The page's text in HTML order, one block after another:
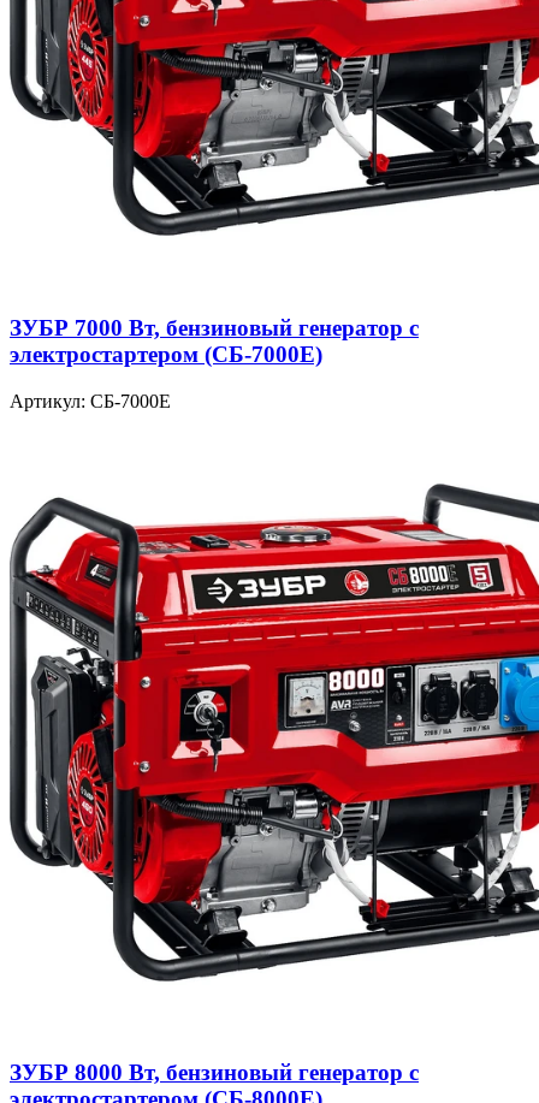
ЗУБР 7000 Вт, бензиновый генератор с
электростартером (СБ-7000Е)
Артикул: СБ-7000Е
ЗУБР 8000 Вт, бензиновый генератор с